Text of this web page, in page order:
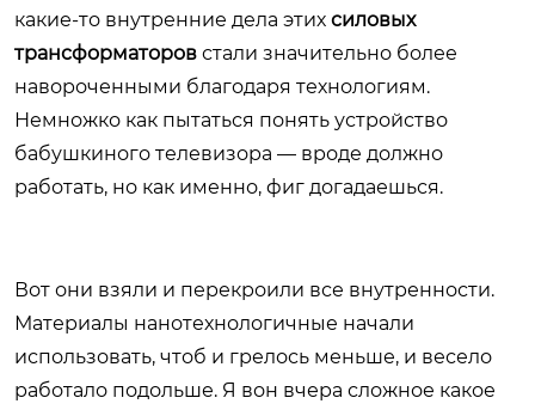
какие-то внутренние дела этих силовых
трансформаторов стали значительно более
навороченными благодаря технологиям.
Немножко как пытаться понять устройство
бабушкиного телевизора — вроде должно
работать, но как именно, фиг догадаешься.
Вот они взяли и перекроили все внутренности.
Материалы нанотехнологичные начали
использовать, чтоб и грелось меньше, и весело
работало подольше. Я вон вчера сложное какое